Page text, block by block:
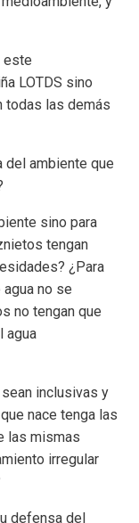
este
LOTDS sino
todas las demás
del ambiente que
sino para
tengan
¿Para
no se
no tengan que
agua
inclusivas y
nace tenga las
las mismas
irregular
defensa del